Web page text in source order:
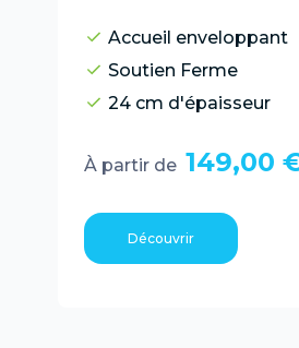
Accueil enveloppant
Soutien Ferme
24 cm d'épaisseur
À partir de 149,00
Découvrir